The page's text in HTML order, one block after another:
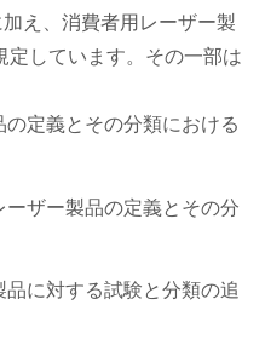
え、消費者用レーザー製
しています。その一部は
定義とその分類における
ザー製品の定義とその分
に対する試験と分類の追